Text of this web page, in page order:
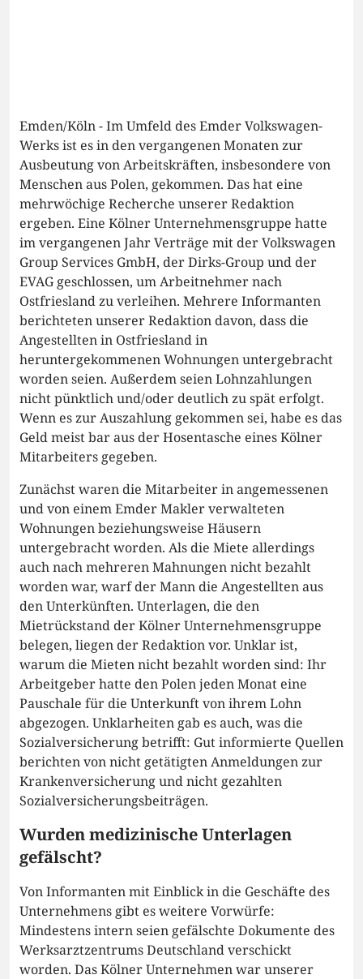
Emden/Köln - Im Umfeld des Emder Volkswagen-
Werks ist es in den vergangenen Monaten zur
Ausbeutung von Arbeitskräften, insbesondere von
Menschen aus Polen, gekommen. Das hat eine
mehrwöchige Recherche unserer Redaktion
ergeben. Eine Kölner Unternehmensgruppe hatte
im vergangenen Jahr Verträge mit der Volkswagen
Group Services GmbH, der Dirks-Group und der
EVAG geschlossen, um Arbeitnehmer nach
Ostfriesland zu verleihen. Mehrere Informanten
berichteten unserer Redaktion davon, dass die
Angestellten in Ostfriesland in
heruntergekommenen Wohnungen untergebracht
worden seien. Außerdem seien Lohnzahlungen
nicht pünktlich und/oder deutlich zu spät erfolgt.
Wenn es zur Auszahlung gekommen sei, habe es das
Geld meist bar aus der Hosentasche eines Kölner
Mitarbeiters gegeben.
Zunächst waren die Mitarbeiter in angemessenen
und von einem Emder Makler verwalteten
Wohnungen beziehungsweise Häusern
untergebracht worden. Als die Miete allerdings
auch nach mehreren Mahnungen nicht bezahlt
worden war, warf der Mann die Angestellten aus
den Unterkünften. Unterlagen, die den
Mietrückstand der Kölner Unternehmensgruppe
belegen, liegen der Redaktion vor. Unklar ist,
warum die Mieten nicht bezahlt worden sind: Ihr
Arbeitgeber hatte den Polen jeden Monat eine
Pauschale für die Unterkunft von ihrem Lohn
abgezogen. Unklarheiten gab es auch, was die
Sozialversicherung betrifft: Gut informierte Quellen
berichten von nicht getätigten Anmeldungen zur
Krankenversicherung und nicht gezahlten
Sozialversicherungsbeiträgen.
Wurden medizinische Unterlagen
gefälscht?
Von Informanten mit Einblick in die Geschäfte des
Unternehmens gibt es weitere Vorwürfe:
Mindestens intern seien gefälschte Dokumente des
Werksarztzentrums Deutschland verschickt
worden. Das Kölner Unternehmen war unserer